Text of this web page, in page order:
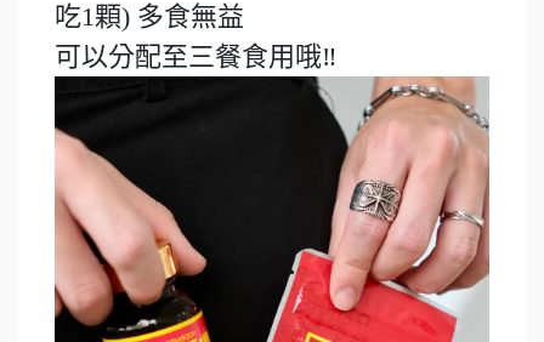
吃1顆) 多食無益
可以分配至三餐食用哦‼️